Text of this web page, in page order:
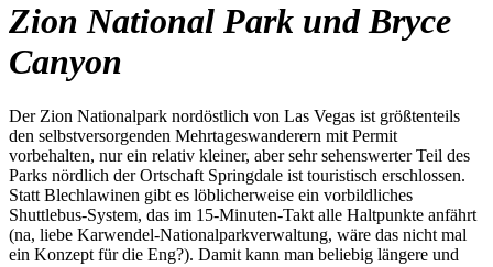
Zion National Park und Bryce
Canyon
Der Zion Nationalpark nordöstlich von Las Vegas ist größtenteils
den selbstversorgenden Mehrtageswanderern mit Permit
vorbehalten, nur ein relativ kleiner, aber sehr sehenswerter Teil des
Parks nördlich der Ortschaft Springdale ist touristisch erschlossen.
Statt Blechlawinen gibt es löblicherweise ein vorbildliches
Shuttlebus-System, das im 15-Minuten-Takt alle Haltpunkte anfährt
(na, liebe Karwendel-Nationalparkverwaltung, wäre das nicht mal
ein Konzept für die Eng?). Damit kann man beliebig längere und